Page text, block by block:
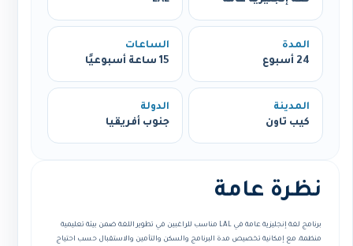
المدة
24 أسبوع
الساعات
15 ساعة أسبوعيًا
المدينة
كيب تاون
الدولة
جنوب أفريقيا
نظرة عامة
برنامج لغة إنجليزية عامة في LAL مناسب للراغبين في تطوير اللغة ضمن بيئة تعليمية
منظمة، مع إمكانية تخصيص مدة البرنامج والسكن والتأمين والاستقبال حسب احتياج